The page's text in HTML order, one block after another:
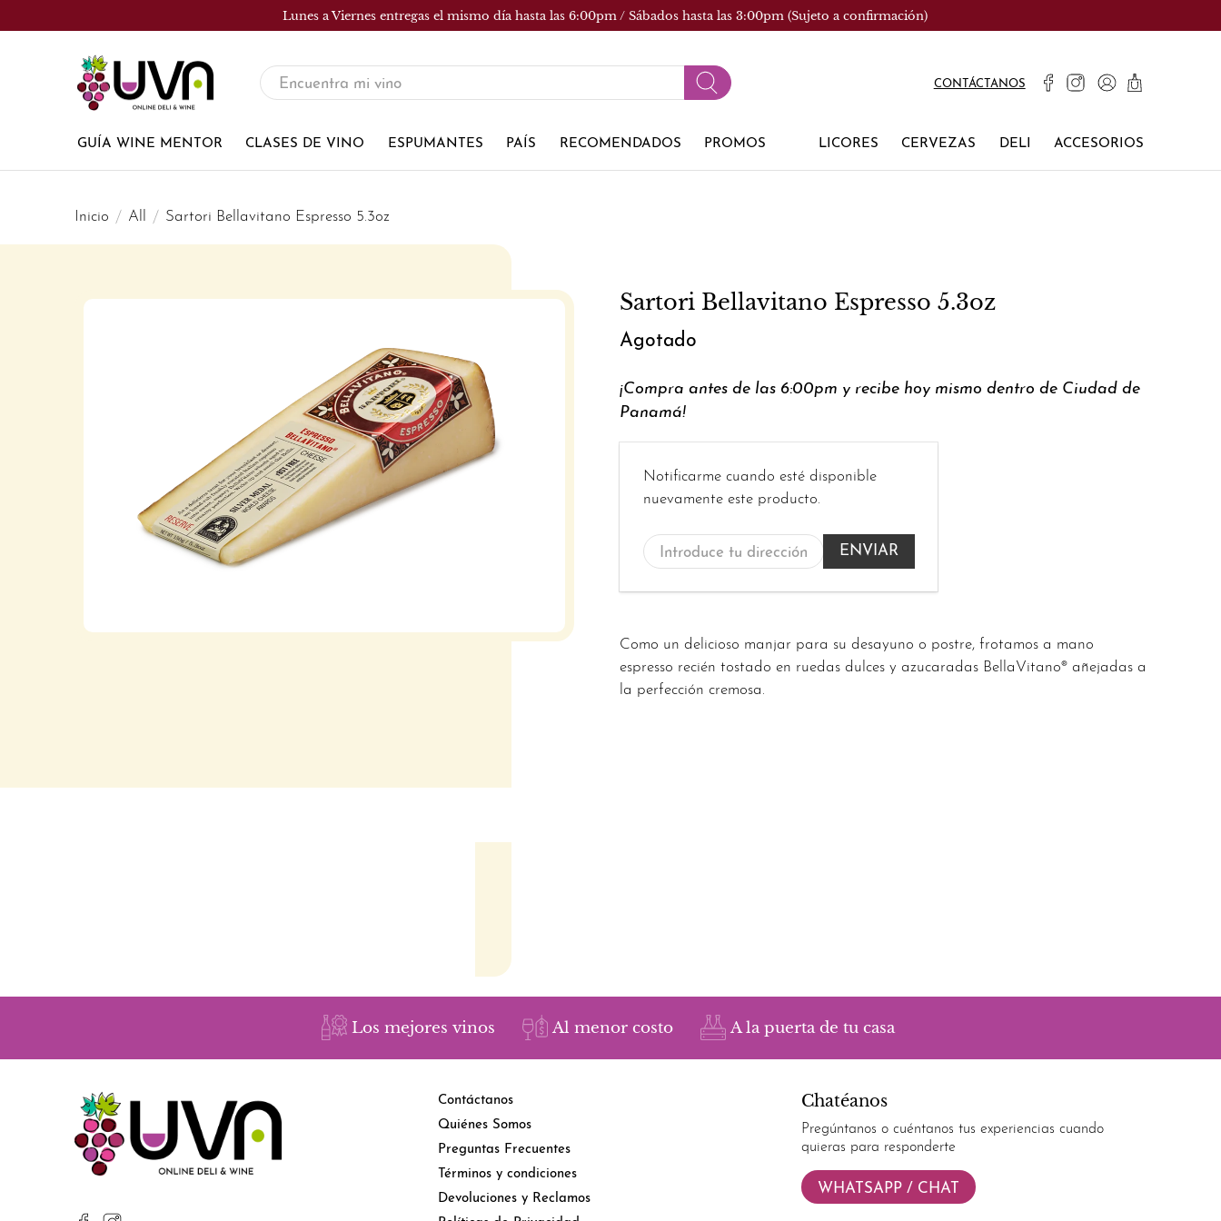
Lunes a Viernes entregas el mismo día hasta las 6:00pm / Sábados hasta las 3:00pm (Sujeto a confirmación)
UVA
Tienda
de
vinos
CONTÁCTANOS
GUÍA WINE MENTOR CLASES DE VINO ESPUMANTES PAÍS RECOMENDADOS PROMOS LICORES CERVEZAS DELI ACCESORIOS
Inicio All Sartori Bellavitano Espresso 5.3oz
Sartori Bellavitano Espresso 5.3oz
Agotado
¡Compra antes de las 6:00pm y recibe hoy mismo dentro de Ciudad de
Panamá!
Introduce
tu
de
correo
electrónico...
Notificarme cuando esté disponible
nuevamente este producto.
Como un delicioso manjar para su desayuno o postre, frotamos a mano
espresso recién tostado en ruedas dulces y azucaradas BellaVitano® añejadas a
la perfección cremosa.
Los mejores vinos Al menor costo A la puerta de tu casa
Contáctanos
Quiénes Somos
Preguntas Frecuentes
Términos y condiciones
Devoluciones y Reclamos
Chatéanos
Pregúntanos o cuéntanos tus experiencias cuando
quieras para responderte
WHATSAPP / CHAT